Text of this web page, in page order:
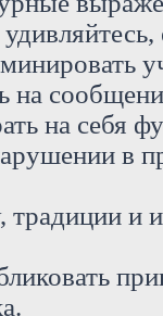
на
на себя
в
традиции